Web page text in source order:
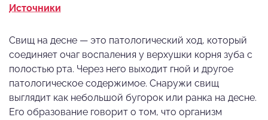
Источники
Свищ на десне — это патологический ход, который
соединяет очаг воспаления у верхушки корня зуба с
полостью рта. Через него выходит гной и другое
патологическое содержимое. Снаружи свищ
выглядит как небольшой бугорок или ранка на десне.
Его образование говорит о том, что организм